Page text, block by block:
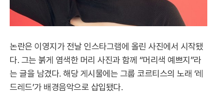
논란은 이영지가 전날 인스타그램에 올린 사진에서 시작됐
다. 그는 붉게 염색한 머리 사진과 함께 “머리색 예쁘지”라
는 글을 남겼다. 해당 게시물에는 그룹 코르티스의 노래 ‘레
드레드’가 배경음악으로 삽입됐다.